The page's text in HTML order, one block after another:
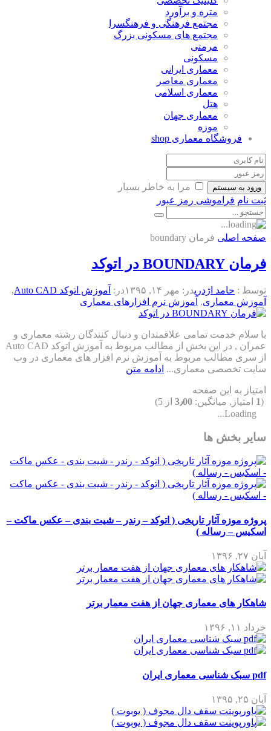
متره و برآورد
مجتمع فرهنگی و فرهنگسرا
مجتمع های مسکونی بزرگ
مرمتی
مسکونی
معماری ایرانی
معماری معاصر
معماری اسلامی
هتل
معماری جهان
موزه
فروشگاه معماری shop
ورود به سیستم
مرا به خاطر بسپار
ثبت نام فراموشی رمز عبور
صفحه اصلی فرمان boundary
فرمان BOUNDARY در اتوکد
توسط : حامد اژدریدر: مهر ۱۴, ۱۳۹۵ در: آموزش اتوکد Auto CAD
,
آموزش معماری, آموزش نرم افزارهای معماری
با سلام خدمت تمامی علاقمندان و دنبال کنندگان رشته معماری و
عمران , در این بخش از مطالب مربوط به آموزش اتوکد Auto CAD
از سری مطالب مربوط به آموزش نرم افزار های معماری در وب
سایت تخصصی معماری... ادامه متن
امتیاز به این صفحه
(
1 امتیاز, میانگین: 3٫00 از 5)
Loading...
سایر بخش ها
پروژه موزه آثار تاریخی ( اتوکد – رندر – شیت بندی – عکس ماکت –
اسکیس – رساله )
آبان ۲۷, ۱۳۹۶
شاهکار های معماری جهان از هفت معمار برتر
خرداد ۱۱, ۱۳۹۶
pdf سبک شناسی معماری ایران
آبان ۲۵, ۱۳۹۵